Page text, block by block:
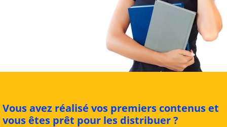
Vous avez réalisé vos premiers contenus et
vous êtes prêt pour les distribuer ?